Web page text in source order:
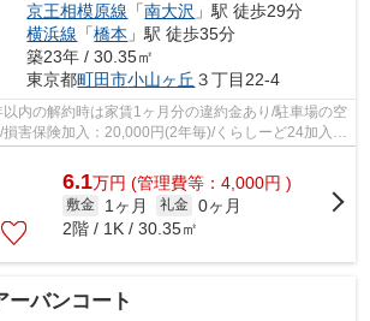
京王相模原線 「南大沢 」駅 徒歩29分
横浜線 「橋本 」駅 徒歩35分
築23年 / 30.35㎡
東京都町田市小山ヶ丘 ３丁目22-4
内の解約時は家賃1ヶ月分の違約金あり/駐車場の空
損害保険加入：20,000円(2年毎)/くらしーど24加入：
6.1万円 (管理費等：4,000円 )
敷金 1ヶ月 礼金 0ヶ月
2階 / 1K / 30.35㎡
ーバンコート